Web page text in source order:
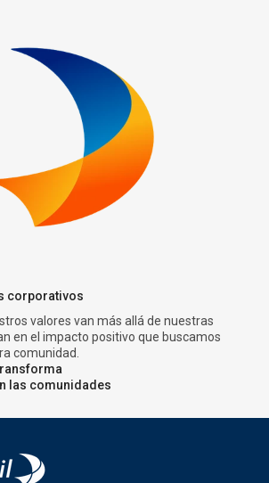
corporativos
valores van más allá de nuestras
en el impacto positivo que buscamos
comunidad.
es la llave para abrir puertas y
las comunidades